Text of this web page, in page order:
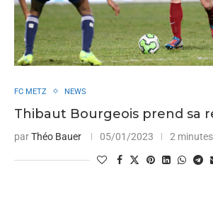
FC METZ NEWS
Thibaut Bourgeois prend sa
parThéo Bauer 05/01/2023 2